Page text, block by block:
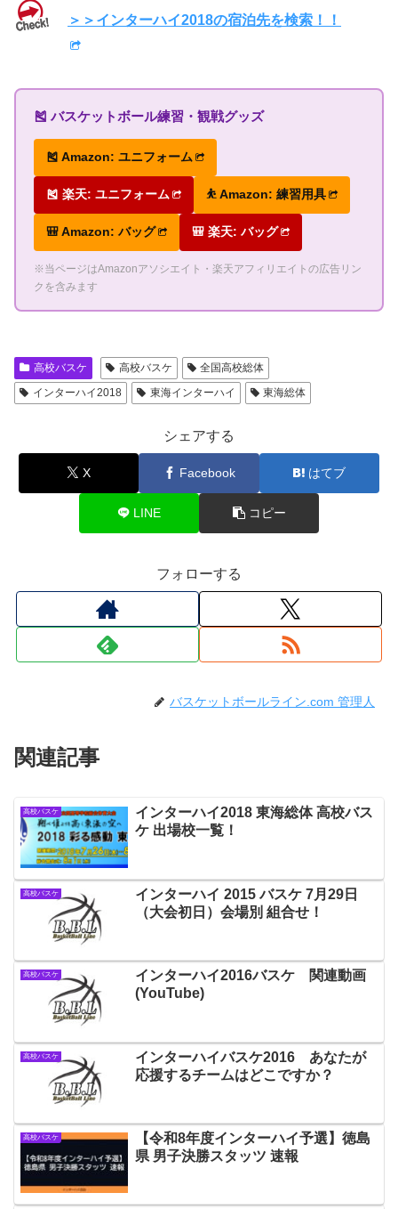
＞＞インターハイ2018の宿泊先を検索！！
🎽 バスケットボール練習・観戦グッズ
🎽 Amazon: ユニフォーム
🎽 楽天: ユニフォーム ⛹ Amazon: 練習用具
🎒 Amazon: バッグ 🎒 楽天: バッグ
※当ページはAmazonアソシエイト・楽天アフィリエイトの広告リン
クを含みます
高校バスケ 高校バスケ
全国高校総体
インターハイ2018
東海インターハイ 東海総体
シェアする
X Facebook はてブ
LINE コピー
フォローする
バスケットボールライン.com 管理人
関連記事
高校バスケ
インターハイ2018 東海総体 高校バス
ケ 出場校一覧！
高校バスケ
インターハイ 2015 バスケ 7月29日
（大会初日）会場別 組合せ！
高校バスケ
インターハイ2016バスケ 関連動画
(YouTube)
高校バスケ
インターハイバスケ2016 あなたが
応援するチームはどこですか？
高校バスケ
【令和8年度インターハイ予選】徳島
県 男子決勝スタッツ 速報